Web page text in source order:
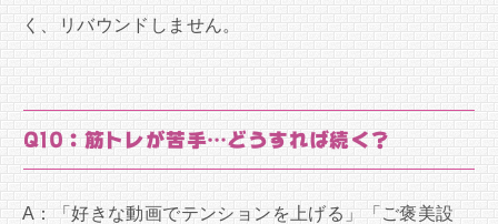
く、リバウンドしません。
Q10：筋トレが苦手…どうすれば続く？
A：「好きな動画でテンションを上げる」「ご褒美設